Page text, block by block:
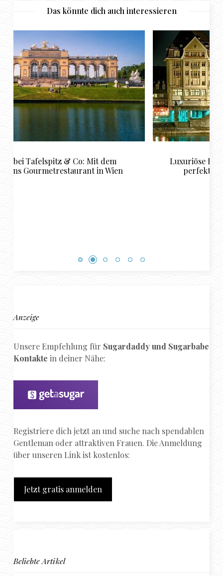
Das könnte dich auch interessieren
Luxuriöse Restaurant Empfehlungen für das
perfekte Sugardaddy und Sugarbabe
Anzeige
Unsere Empfehlung für Sugardaddy und Sugarbabe
Kontakte in deiner Nähe:
Registriere dich jetzt an und suche nach spendablen
Gentleman oder attraktiven Frauen. Die Anmeldung
über unseren Link ist kostenlos:
Jetzt gratis anmelden
Beliebte Artikel